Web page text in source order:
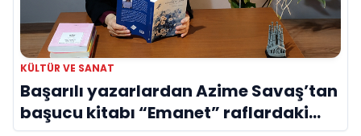
KÜLTÜR VE SANAT
Başarılı yazarlardan Azime Savaş’tan
başucu kitabı “Emanet” raflardaki